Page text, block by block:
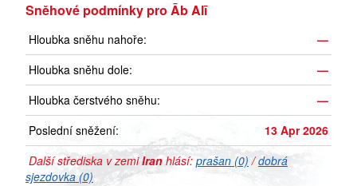
Sněhové podmínky pro Āb Alī
Hloubka sněhu nahoře:
—
Hloubka sněhu dole:
—
Hloubka čerstvého sněhu:
—
Poslední sněžení:
13 Apr 2026
Další střediska v zemiIranhlásí: prašan (0) /dobrá
sjezdovka (0)